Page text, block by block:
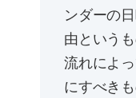
ンダーの
由という
流れによ
にすべき